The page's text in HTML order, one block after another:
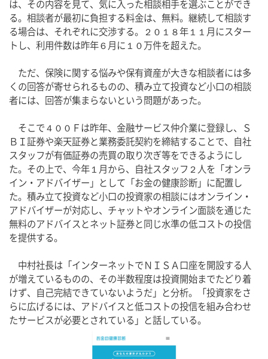
は、その内容を見て、気に入った相談相手を選ぶことができ
る。相談者が最初に負担する料金は、無料。継続して相談す
る場合は、それぞれに交渉する。２０１８年１１月にスター
トし、利用件数は昨年６月に１０万件を超えた。
ただ、保険に関する悩みや保有資産が大きな相談者には多
くの回答が寄せられるものの、積み立て投資など小口の相談
者には、回答が集まらないという問題があった。
そこで４００Ｆは昨年、金融サービス仲介業に登録し、Ｓ
ＢＩ証券や楽天証券と業務委託契約を締結することで、自社
スタッフが有価証券の売買の取り次ぎ等をできるようにし
た。その上で、今年１月から、自社スタッフ２人を「オンラ
イン・アドバイザー」として「お金の健康診断」に配置し
た。積み立て投資など小口の投資家の相談にはオンライン・
アドバイザーが対応し、チャットやオンライン面談を通じた
無料のアドバイスとネット証券と同じ水準の低コストの投信
を提供する。
中村社長は「インターネットでＮＩＳＡ口座を開設する人
が増えているものの、その半数程度は投資開始までたどり着
けず、自己完結できていないようだ」と分析。「投資家をさ
らに広げるには、アドバイスと低コストの投信を組み合わせ
たサービスが必要とされている」と話している。